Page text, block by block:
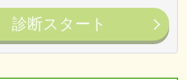
診断スタート